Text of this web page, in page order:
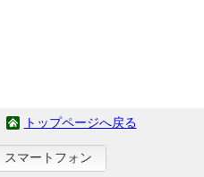
トップページへ戻る
スマートフォン